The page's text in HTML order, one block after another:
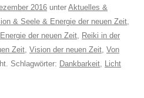
2016 unter Aktuelles &
& Seele & Energie der neuen Zeit,
der neuen Zeit, Reiki in der
Zeit, Vision der neuen Zeit, Von
Schlagwörter: Dankbarkeit, Licht